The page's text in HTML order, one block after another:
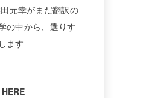
元幸がまだ翻訳の
の中から、選りす
ます